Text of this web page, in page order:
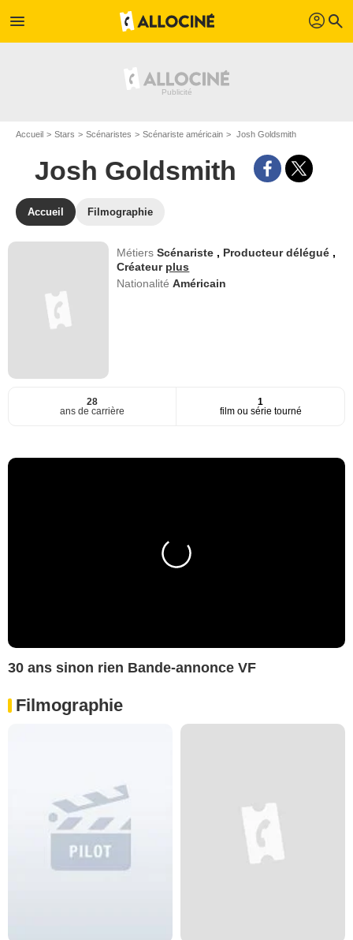
menu profil search
Accueil Stars Scénaristes Scénariste américain Josh Goldsmith
Josh Goldsmith
Accueil Filmographie
MétiersScénariste , Producteur délégué ,
Créateur plus
NationalitéAméricain
28
ans de carrière
1
film ou série tourné
30 ans sinon rien Bande-annonce VF
Filmographie